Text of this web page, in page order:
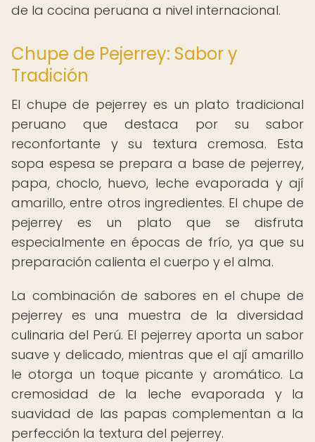
de la cocina peruana a nivel internacional.
Chupe de Pejerrey: Sabor y
Tradición
El chupe de pejerrey es un plato tradicional
peruano que destaca por su sabor
reconfortante y su textura cremosa. Esta
sopa espesa se prepara a base de pejerrey,
papa, choclo, huevo, leche evaporada y ají
amarillo, entre otros ingredientes. El chupe de
pejerrey es un plato que se disfruta
especialmente en épocas de frío, ya que su
preparación calienta el cuerpo y el alma.
La combinación de sabores en el chupe de
pejerrey es una muestra de la diversidad
culinaria del Perú. El pejerrey aporta un sabor
suave y delicado, mientras que el ají amarillo
le otorga un toque picante y aromático. La
cremosidad de la leche evaporada y la
suavidad de las papas complementan a la
perfección la textura del pejerrey.